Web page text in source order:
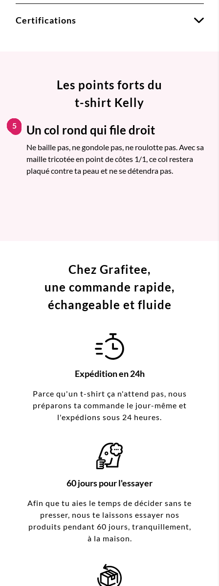
Certifications
Les points forts du
t-shirt Kelly
1 Un col rond qui file droit
Ne baille pas, ne gondole pas, ne roulotte pas. Avec sa
maille tricotée en point de côtes 1/1, ce col restera
plaqué contre ta peau et ne se détendra pas.
1
2
3
4
5
Chez Grafitee,
une commande rapide,
échangeable et fluide
Expédition en 24h
Parce qu'un t-shirt ça n'attend pas, nous
préparons ta commande le jour-même et
l'expédions sous 24 heures.
60 jours pour l'essayer
Afin que tu aies le temps de décider sans te
presser, nous te laissons essayer nos
produits pendant 60 jours, tranquillement,
à la maison.